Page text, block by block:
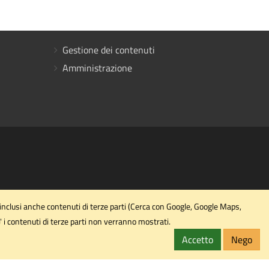
Gestione dei contenuti
Amministrazione
anche contenuti di terze parti (Cerca con Google, Google Maps,
i contenuti di terze parti non verranno mostrati.
Accetto Nego